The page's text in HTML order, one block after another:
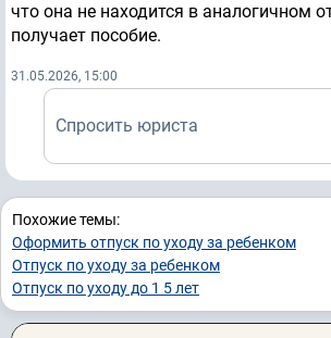
что она не находится в аналогичном
получает пособие.
31.05.2026, 15:00
Спросить юриста
Похожие темы:
Оформить отпуск по уходу за ребенком
Отпуск по уходу за ребенком
Отпуск по уходу до 1 5 лет